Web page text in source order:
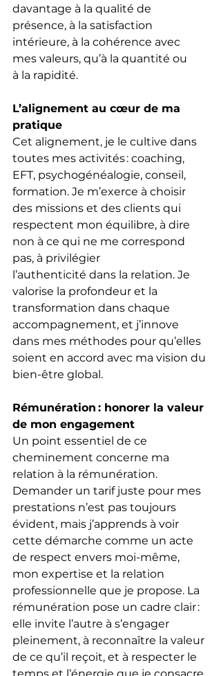
davantage à la qualité de
présence, à la satisfaction
intérieure, à la cohérence avec
mes valeurs, qu’à la quantité ou
à la rapidité.
L’alignement au cœur de ma
pratique
Cet alignement, je le cultive dans
toutes mes activités : coaching,
EFT, psychogénéalogie, conseil,
formation. Je m’exerce à choisir
des missions et des clients qui
respectent mon équilibre, à dire
non à ce qui ne me correspond
pas, à privilégier
l’authenticité dans la relation. Je
valorise la profondeur et la
transformation dans chaque
accompagnement, et j’innove
dans mes méthodes pour qu’elles
soient en accord avec ma vision du
bien-être global.
Rémunération : honorer la valeur
de mon engagement
Un point essentiel de ce
cheminement concerne ma
relation à la rémunération.
Demander un tarif juste pour mes
prestations n’est pas toujours
évident, mais j’apprends à voir
cette démarche comme un acte
de respect envers moi-même,
mon expertise et la relation
professionnelle que je propose. La
rémunération pose un cadre clair :
elle invite l’autre à s’engager
pleinement, à reconnaître la valeur
de ce qu’il reçoit, et à respecter le